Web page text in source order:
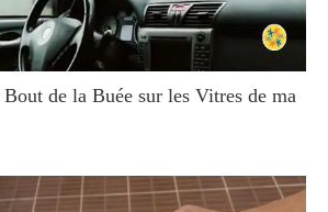
de la Buée sur les Vitres de ma